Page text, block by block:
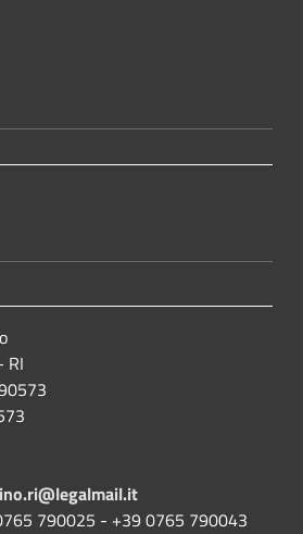
RI
790025 - +39 0765 790043